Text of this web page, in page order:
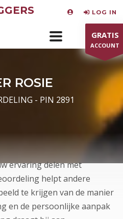
LOG IN
GRATIS
ACCOUNT
ROSIE
- PIN 2891
ervaring delen met
helpt andere
te krijgen van de manier
en de persoonlijke aanpak